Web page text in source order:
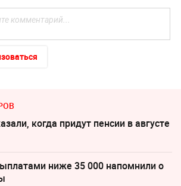
когда придут пенсии в августе
ниже 35 000 напомнили о